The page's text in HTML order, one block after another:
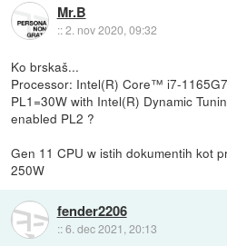
Mr.B
::2. nov 2020, 09:32
Ko brskaš...
Processor: Intel(R) Core™ i7-
PL1=30W with Intel(R) Dynamic
enabled PL2 ?
Gen 11 CPU w istih dokumentih kot
250W
fender2206
::6. dec 2021, 20:13